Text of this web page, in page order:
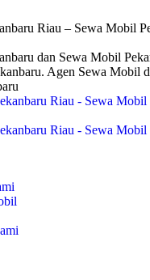
Riau – Sewa Mobil
dan Sewa Mobil
Agen Sewa Mobil